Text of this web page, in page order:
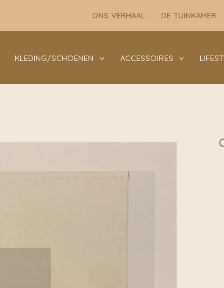
ONS VERHAAL DE TUINKAMER
KLEDING/SCHOENEN ACCESSOIRES